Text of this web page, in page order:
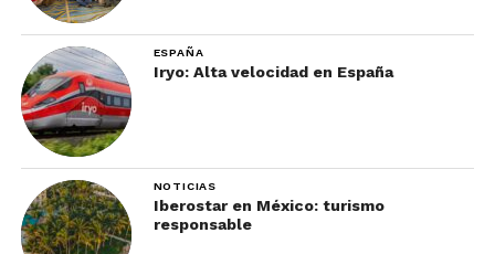
ESPAÑA
Iryo: Alta velocidad en España
NOTICIAS
Iberostar en México: turismo
responsable